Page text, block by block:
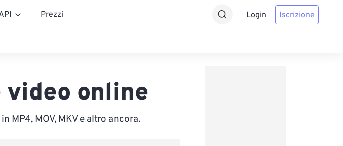
Prezzi Login Iscrizione
online
MP4, MOV, MKV e altro ancora.